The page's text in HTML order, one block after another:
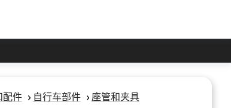
配件 自行车部件 座管和夹具